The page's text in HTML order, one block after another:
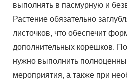
выполнять в пасмурную и
Растение обязательно
листочков, что обеспечит
дополнительных корешков.
нужно выполнить
мероприятия, а также при